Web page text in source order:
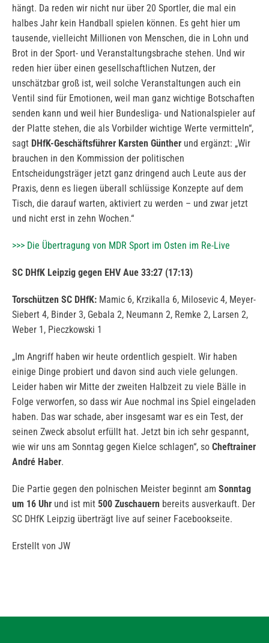
hängt. Da reden wir nicht nur über 20 Sportler, die mal ein
halbes Jahr kein Handball spielen können. Es geht hier um
tausende, vielleicht Millionen von Menschen, die in Lohn und
Brot in der Sport- und Veranstaltungsbrache stehen. Und wir
reden hier über einen gesellschaftlichen Nutzen, der
unschätzbar groß ist, weil solche Veranstaltungen auch ein
Ventil sind für Emotionen, weil man ganz wichtige Botschaften
senden kann und weil hier Bundesliga- und Nationalspieler auf
der Platte stehen, die als Vorbilder wichtige Werte vermitteln“,
sagt DHfK-Geschäftsführer Karsten Günther und ergänzt: „Wir
brauchen in den Kommission der politischen
Entscheidungsträger jetzt ganz dringend auch Leute aus der
Praxis, denn es liegen überall schlüssige Konzepte auf dem
Tisch, die darauf warten, aktiviert zu werden – und zwar jetzt
und nicht erst in zehn Wochen.“
>>> Die Übertragung von MDR Sport im Osten im Re-Live
SC DHfK Leipzig gegen EHV Aue 33:27 (17:13)
Torschützen SC DHfK: Mamic 6, Krzikalla 6, Milosevic 4, Meyer-
Siebert 4, Binder 3, Gebala 2, Neumann 2, Remke 2, Larsen 2,
Weber 1, Pieczkowski 1
„Im Angriff haben wir heute ordentlich gespielt. Wir haben
einige Dinge probiert und davon sind auch viele gelungen.
Leider haben wir Mitte der zweiten Halbzeit zu viele Bälle in
Folge verworfen, so dass wir Aue nochmal ins Spiel eingeladen
haben. Das war schade, aber insgesamt war es ein Test, der
seinen Zweck absolut erfüllt hat. Jetzt bin ich sehr gespannt,
wie wir uns am Sonntag gegen Kielce schlagen“, so Cheftrainer
André Haber.
Die Partie gegen den polnischen Meister beginnt am Sonntag
um 16 Uhr und ist mit 500 Zuschauern bereits ausverkauft. Der
SC DHfK Leipzig überträgt live auf seiner Facebookseite.
Erstellt von JW